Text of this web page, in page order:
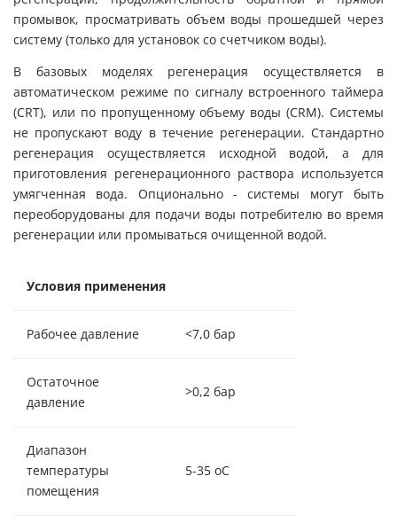
промывок, просматривать объем воды прошедшей через
систему (только для установок со счетчиком воды).
В базовых моделях регенерация осуществляется в
автоматическом режиме по сигналу встроенного таймера
(CRT), или по пропущенному объему воды (CRM). Системы
не пропускают воду в течение регенерации. Стандартно
регенерация осуществляется исходной водой, а для
приготовления регенерационного раствора используется
умягченная вода. Опционально - системы могут быть
переоборудованы для подачи воды потребителю во время
регенерации или промываться очищенной водой.
Условия применения
Рабочее давление <7,0 бар
Остаточное
давление
>0,2 бар
Диапазон
температуры
помещения
5-35 оС